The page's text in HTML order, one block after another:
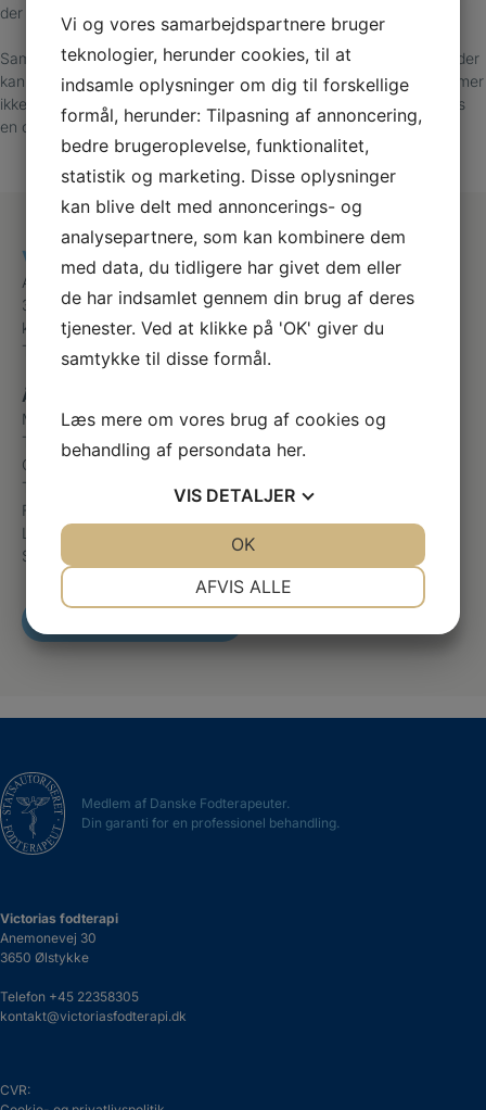
der hjælper med at rette tæerne ud, hvis de stadig er mobile.
Samtidig vejleder vi dig i fodøvelser og hvordan du vælger fodtøj, der
kan forebygge, at dine problemer udvikler sig. Hvis dine fodproblemer
ikke vil forsvinde eller dine hammertæer er stive, kan operation hos
en ortopædkirurg blive nødvendig.
Victorias fodterapi
Anemonevej 30
3650 Ølstykke
kontakt@victoriasfodterapi.dk
Telefon
+45 22358305
Åbningstider
Mandag
09:00 – 18:00
Tirsdag
08:00 – 17:00
Onsdag
08:00 – 16:00
Torsdag
Hjemmebehandlinger
Fredag
Lørdag
Søndag
Medlem af Danske Fodterapeuter.
Din garanti for en professionel behandling.
Victorias fodterapi
Anemonevej 30
3650 Ølstykke
Telefon +45 22358305
kontakt@victoriasfodterapi.dk
CVR:
Vi og vores samarbejdspartnere bruger
teknologier, herunder cookies, til at
indsamle oplysninger om dig til forskellige
formål, herunder: Tilpasning af annoncering,
bedre brugeroplevelse, funktionalitet,
statistik og marketing. Disse oplysninger
kan blive delt med annoncerings- og
analysepartnere, som kan kombinere dem
med data, du tidligere har givet dem eller
de har indsamlet gennem din brug af deres
tjenester. Ved at klikke på 'OK' giver du
samtykke til disse formål.
Læs mere om vores brug af cookies og
behandling af persondata her.
VIS DETALJER
AFVIS ALLE
OK